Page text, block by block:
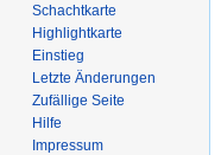
Schachtkarte
Highlightkarte
Einstieg
Letzte Änderungen
Zufällige Seite
Hilfe
Impressum